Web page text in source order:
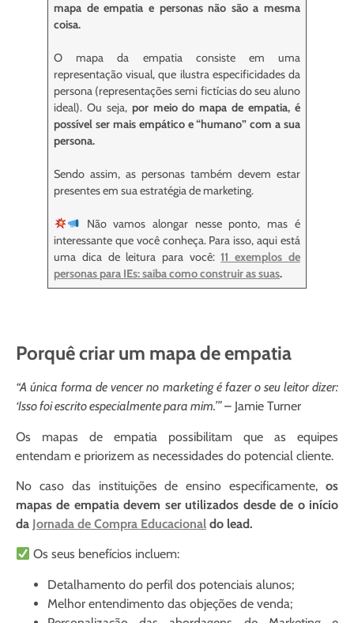
mapa de empatia e personas não são a mesma
coisa.
O mapa da empatia consiste em uma
representação visual, que ilustra especificidades da
persona (representações semi fictícias do seu aluno
ideal). Ou seja, por meio do mapa de empatia, é
possível ser mais empático e “humano” com a sua
persona.
Sendo assim, as personas também devem estar
presentes em sua estratégia de marketing.
Não vamos alongar nesse ponto, mas é
interessante que você conheça. Para isso, aqui está
uma dica de leitura para você:11 exemplos de
personas para IEs: saiba como construir as suas.
Porquê criar um mapa de empatia
“A única forma de vencer no marketing é fazer o seu leitor dizer:
‘Isso foi escrito especialmente para mim.’”– Jamie Turner
Os mapas de empatia possibilitam que as equipes
entendam e priorizem as necessidades do potencial cliente.
No caso das instituições de ensino especificamente, os
mapas de empatia devem ser utilizados desde de o início
da Jornada de Compra Educacional do lead.
Os seus benefícios incluem:
Detalhamento do perfil dos potenciais alunos;
Melhor entendimento das objeções de venda;